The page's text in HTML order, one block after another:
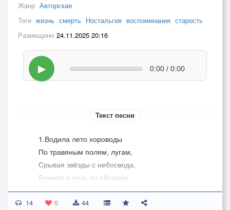
Жанр Авторская
Теги жизнь смерть Ностальгия воспоминания старость
Размещено 24.11.2025 20:16
▶ 0:00 / 0:00
Текст песни
1.Водила лето хороводы
По травяным полям, лугам,
Срывая звёзды с небосвода,
Бежало в ночь по облакам.
Припев:
14 0 44